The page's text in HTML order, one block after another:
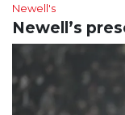
Newell's
Newell’s